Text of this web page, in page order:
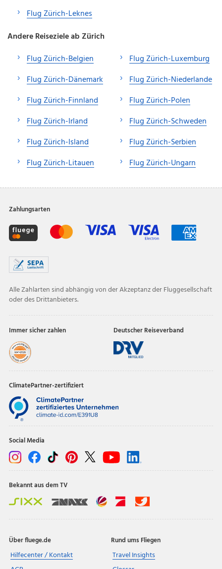
Flug Zürich-Leknes
Andere Reiseziele ab Zürich
Flug Zürich-Belgien
Flug Zürich-Dänemark
Flug Zürich-Finnland
Flug Zürich-Irland
Flug Zürich-Island
Flug Zürich-Litauen
Flug Zürich-Luxemburg
Flug Zürich-Niederlande
Flug Zürich-Polen
Flug Zürich-Schweden
Flug Zürich-Serbien
Flug Zürich-Ungarn